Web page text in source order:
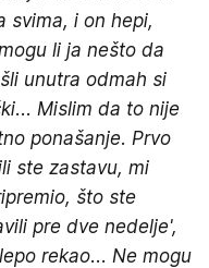
svima, i on hepi,
li ja nešto da
unutra odmah si
Mislim da to nije
ponašanje. Prvo
ste zastavu, mi
što ste
pre dve nedelje',
rekao... Ne mogu